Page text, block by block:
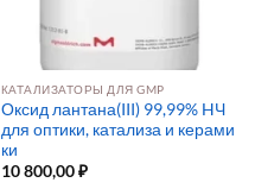
КАТАЛИЗАТОРЫ ДЛЯ GMP
Оксид лантана(III) 99,99% HЧ
для оптики, катализа и керами
ки
10 800,00₽